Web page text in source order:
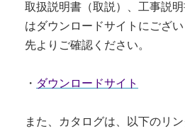
取扱説明書（取説）、工事説
はダウンロードサイトにござ
先よりご確認ください。
・ ダウンロードサイト
また、カタログは、以下のリ